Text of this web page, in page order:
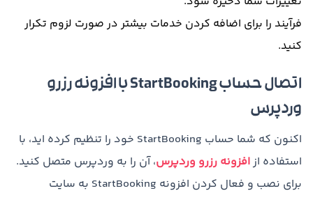
فرآیند را برای اضافه کردن خدمات بیشتر در صورت لزوم تکرار
کنید.
اتصال حساب StartBooking با افزونه رزرو
وردپرس
اکنون که شما حساب StartBooking خود را تنظیم کرده اید، با
استفاده ازافزونه رزرو وردپرس، آن را به وردپرس متصل کنید.
برای نصب و فعال کردن افزونه StartBooking به سایت